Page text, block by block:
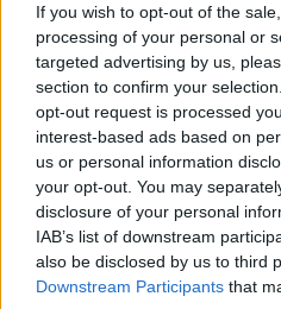
If you wish to opt-out of the
processing of your personal or
targeted advertising by us,
section to confirm your
opt-out request is processed
interest-based ads based on
us or personal information
your opt-out. You may
disclosure of your personal
IAB’s list of downstream
also be disclosed by us to third
Downstream Participants that
labor en la institución es
funcione correctamente”,
Roberto Romero también
para planificar los
instalaciones que son la
entorno. El campo es de
gradas contarán con cubierta.
del pabellón municipal y de
realizar el trabajo físico.